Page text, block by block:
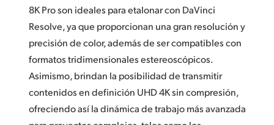
8K Pro son ideales para etalonar con DaVinci
Resolve, ya que proporcionan una gran resolución y
precisión de color, además de ser compatibles con
formatos tridimensionales estereoscópicos.
Asimismo, brindan la posibilidad de transmitir
contenidos en definición UHD 4K sin compresión,
ofreciendo así la dinámica de trabajo más avanzada